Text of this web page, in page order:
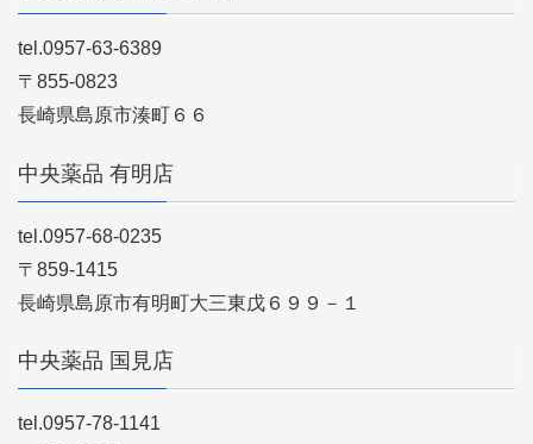
tel.0957-63-6389
〒855-0823
長崎県島原市湊町６６
中央薬品 有明店
tel.0957-68-0235
〒859-1415
長崎県島原市有明町大三東戊６９９－１
中央薬品 国見店
tel.0957-78-1141